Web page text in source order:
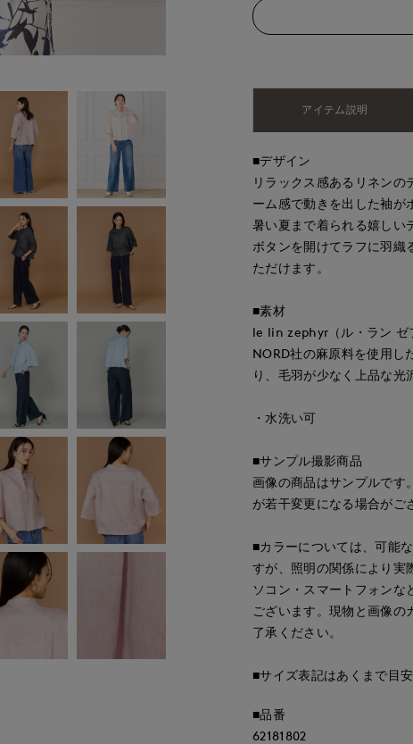
アイテム説明
■デザイン
リラックス感あるリネンの
ーム感で動きを出した袖が
暑い夏まで着られる嬉しい
ボタンを開けてラフに羽織
ただけます。
■素材
le lin zephyr（ル・ラン ゼ
NORD社の麻原料を使用し
り、毛羽が少なく上品な光
・水洗い可
■サンプル撮影商品
画像の商品はサンプルです
が若干変更になる場合がご
■カラーについては、可能
すが、照明の関係により実
ソコン・スマートフォンな
ございます。現物と画像の
了承ください。
■サイズ表記はあくまで目安
■品番
62181802